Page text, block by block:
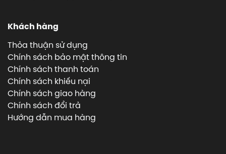
Khách hàng
Thỏa thuận sử dụng
Chính sách bảo mật thông tin
Chính sách thanh toán
Chính sách khiếu nại
Chính sách giao hàng
Chính sách đổi trả
Hướng dẫn mua hàng